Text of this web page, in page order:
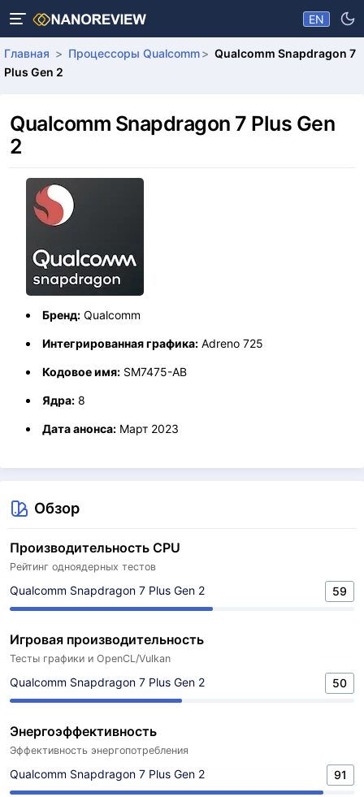
EN
Главная Процессоры Qualcomm
Qualcomm Snapdragon 7
Plus Gen 2
Qualcomm Snapdragon 7 Plus Gen
2
Бренд: Qualcomm
Интегрированная графика: Adreno 725
Кодовое имя: SM7475-AB
Ядра: 8
Дата анонса: Март 2023
Обзор
Производительность CPU
Рейтинг одноядерных тестов
Qualcomm Snapdragon 7 Plus Gen 2 59
Игровая производительность
Тесты графики и OpenCL/Vulkan
Qualcomm Snapdragon 7 Plus Gen 2 50
Энергоэффективность
Эффективность энергопотребления
Qualcomm Snapdragon 7 Plus Gen 2 91